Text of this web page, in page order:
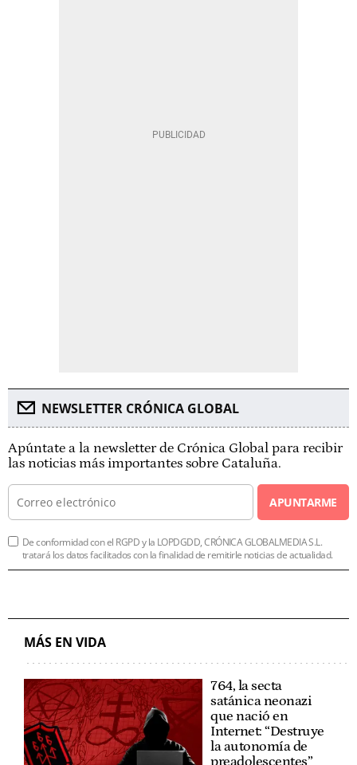
NEWSLETTER CRÓNICA GLOBAL
Apúntate a la newsletter de Crónica Global para recibir
las noticias más importantes sobre Cataluña.
APUNTARME
De conformidad con el RGPD y la LOPDGDD, CRÓNICA GLOBALMEDIA S.L.
tratará los datos facilitados con la finalidad de remitirle noticias de actualidad.
MÁS EN VIDA
764, la secta
satánica neonazi
que nació en
Internet: “Destruye
la autonomía de
preadolescentes”